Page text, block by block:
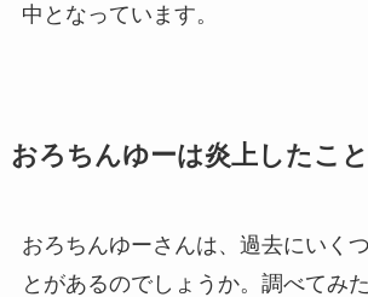
中となっています。
おろちんゆーは炎上したこ
おろちんゆーさんは、過去にいく
とがあるのでしょうか。調べてみ